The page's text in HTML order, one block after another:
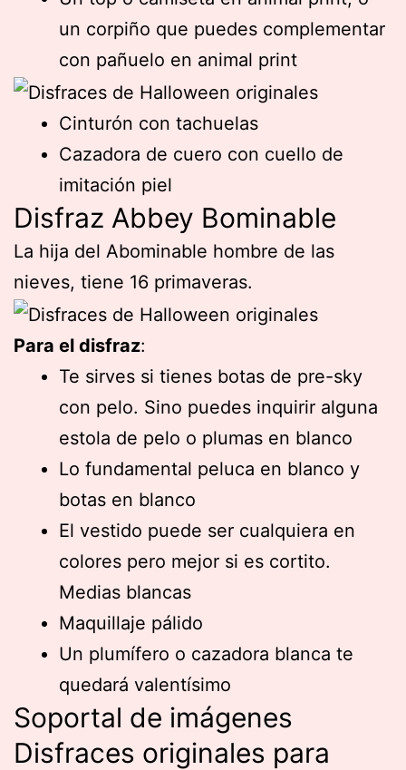
un corpiño que puedes complementar
con pañuelo en animal print
Cinturón con tachuelas
Cazadora de cuero con cuello de
imitación piel
Disfraz Abbey Bominable
La hija del Abominable hombre de las
nieves, tiene 16 primaveras.
Para el disfraz:
Te sirves si tienes botas de pre-sky
con pelo. Sino puedes inquirir alguna
estola de pelo o plumas en blanco
Lo fundamental peluca en blanco y
botas en blanco
El vestido puede ser cualquiera en
colores pero mejor si es cortito.
Medias blancas
Maquillaje pálido
Un plumífero o cazadora blanca te
quedará valentísimo
Soportal de imágenes
Disfraces originales para